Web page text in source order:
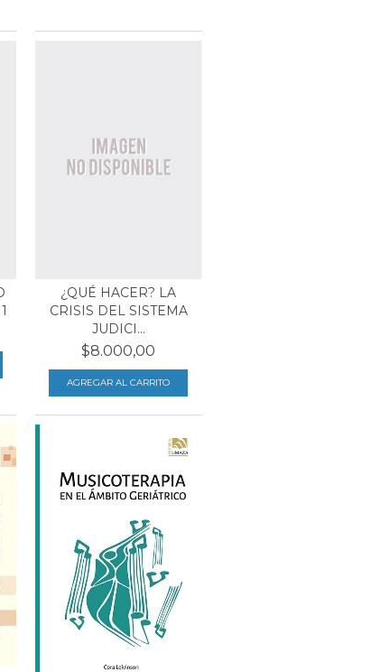
¿QUÉ HACER? LA
CRISIS DEL SISTEMA
JUDICI...
$8.000,00